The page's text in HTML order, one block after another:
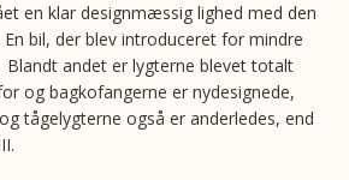
en klar designmæssig lighed med den
bil, der blev introduceret for mindre
Blandt andet er lygterne blevet totalt
og bagkofangerne er nydesignede,
tågelygterne også er anderledes, end